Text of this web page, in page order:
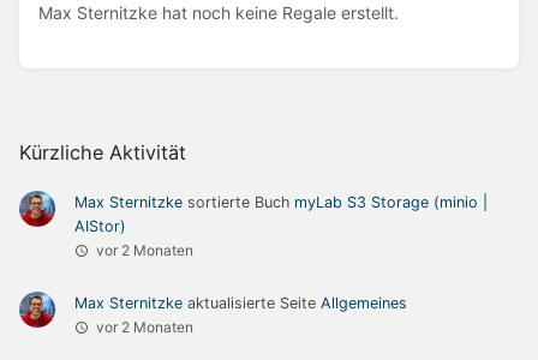
Kürzliche Aktivität
Max Sternitzke sortierte Buch myLab S3 Storage (minio |
AIStor)
vor 2 Monaten
Max Sternitzke aktualisierte Seite Allgemeines
vor 2 Monaten
Max Sternitzke hat noch keine Regale erstellt.